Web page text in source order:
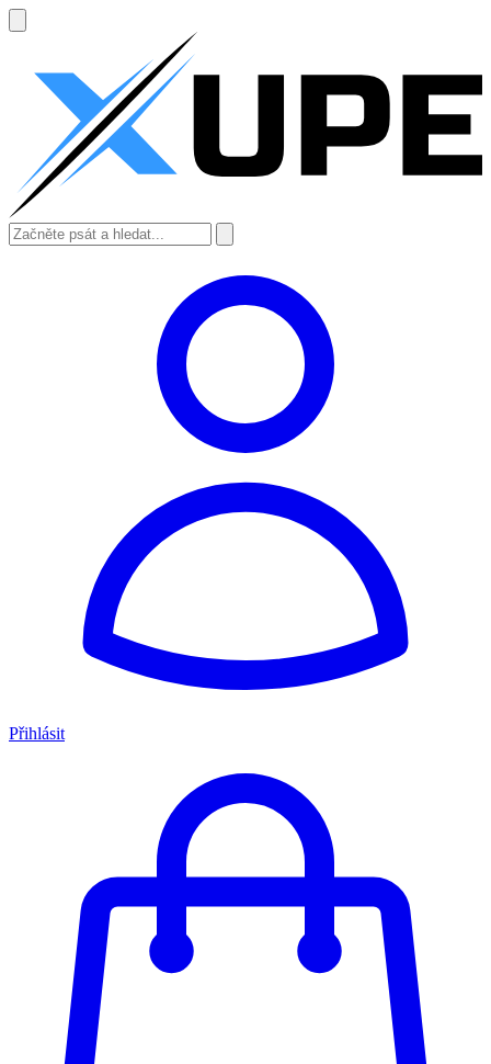
Přihlásit